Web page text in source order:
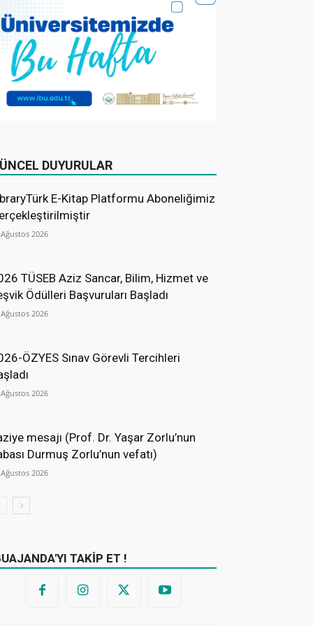
DUYURULAR
E-Kitap Platformu Aboneliğimiz
2026
TÜSEB Aziz Sancar, Bilim, Hizmet ve
Ödülleri Başvuruları Başladı
2026
ÖZYES Sınav Görevli Tercihleri
2026
mesajı (Prof. Dr. Yaşar Zorlu’nun
Durmuş Zorlu’nun vefatı)
2026
TAKİP ET !